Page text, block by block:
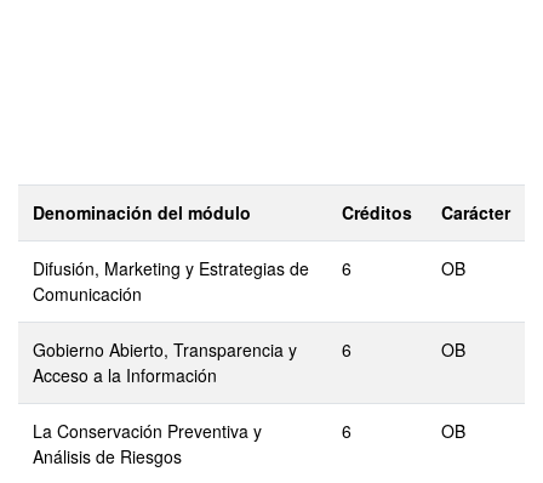
Denominación del módulo Créditos Carácter
Difusión, Marketing y Estrategias de
Comunicación
6 OB
Gobierno Abierto, Transparencia y
Acceso a la Información
6 OB
La Conservación Preventiva y
Análisis de Riesgos
6 OB